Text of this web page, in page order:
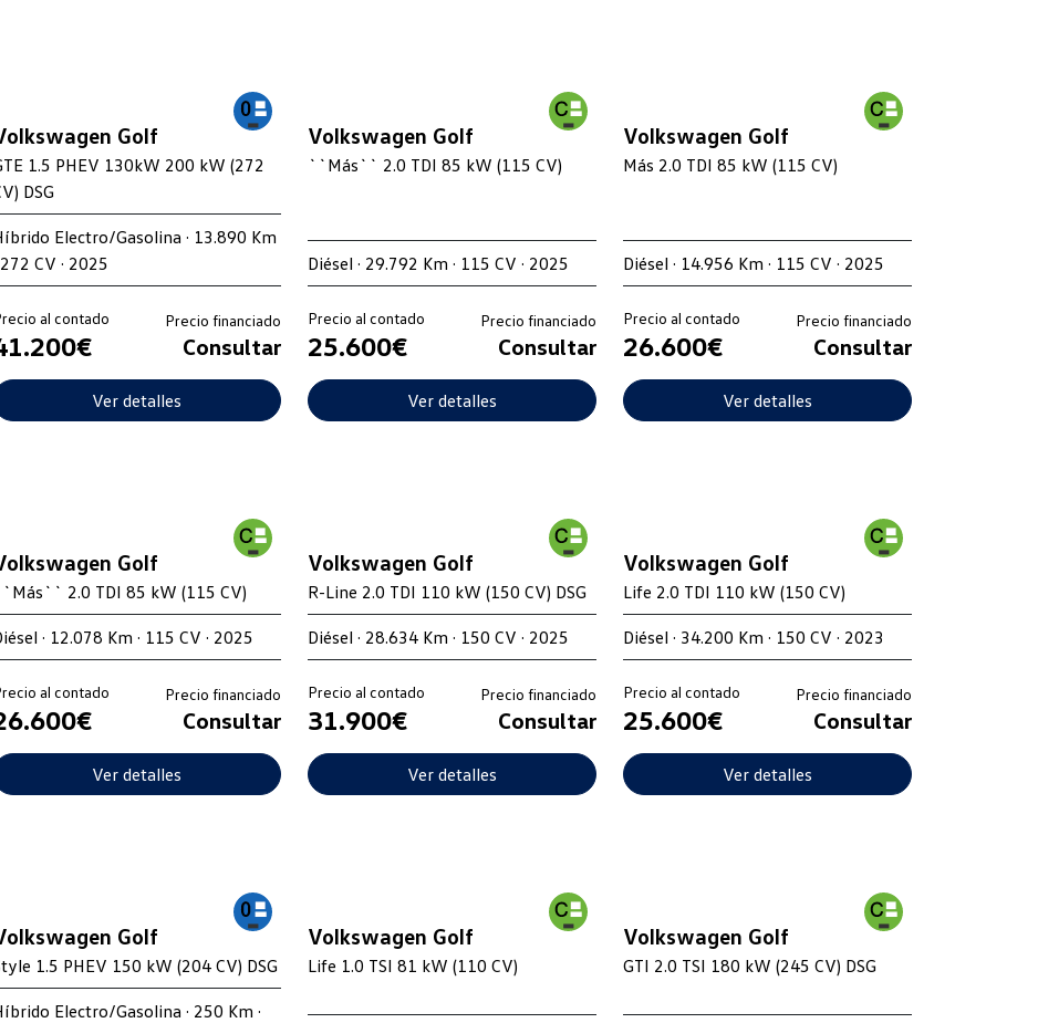
Golf
1.5 PHEV 130kW 200 kW (272
DSG
Electro/Gasolina · 13.890 Km
272 CV · 2025
al contado Precio financiado
Consultar
Ver detalles
Volkswagen Golf
``Más`` 2.0 TDI 85 kW (115 CV)
Diésel · 29.792 Km · 115 CV · 2025
Precio al contado
25.600€
Precio financiado
Consultar
Ver detalles
Volkswagen Golf
Más 2.0 TDI 85 kW (115 CV)
Diésel · 14.956 Km · 115 CV · 2025
Precio al contado
26.600€
Precio financiado
Consultar
Ver detalles
Golf
2.0 TDI 85 kW (115 CV)
· 12.078 Km · 115 CV · 2025
al contado Precio financiado
Consultar
Ver detalles
Volkswagen Golf
R-Line 2.0 TDI 110 kW (150 CV) DSG
Diésel · 28.634 Km · 150 CV · 2025
Precio al contado
31.900€
Precio financiado
Consultar
Ver detalles
Volkswagen Golf
Life 2.0 TDI 110 kW (150 CV)
Diésel · 34.200 Km · 150 CV · 2023
Precio al contado
25.600€
Precio financiado
Consultar
Ver detalles
Golf
1.5 PHEV 150 kW (204 CV) DSG
Electro/Gasolina · 250 Km ·
Volkswagen Golf
Life 1.0 TSI 81 kW (110 CV)
Volkswagen Golf
GTI 2.0 TSI 180 kW (245 CV) DSG